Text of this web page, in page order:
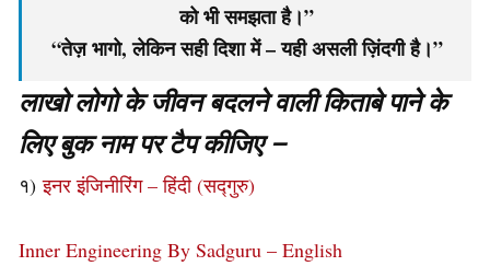
को भी समझता है।”
“तेज़ भागो, लेकिन सही दिशा में – यही असली ज़िंदगी है।”
लाखो लोगो के जीवन बदलने वाली किताबे पाने के
लिए बुक नाम पर टैप कीजिए –
१)इनर इंजिनीरिंग – हिंदी (सद्गुरु)
Inner Engineering By Sadguru – English